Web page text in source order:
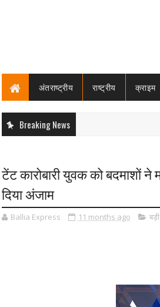
अंतराष्ट्रीय राष्ट्रीय क्राइम
Breaking News
टेंट कारोबारी युवक को बदमाशों ने
दिया अंजाम
Ballia Express 11 months ago